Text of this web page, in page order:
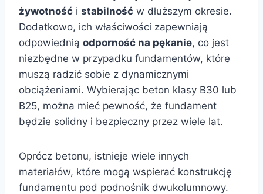
żywotność i stabilność w dłuższym okresie.
Dodatkowo, ich właściwości zapewniają
odpowiednią odporność na pękanie, co jest
niezbędne w przypadku fundamentów, które
muszą radzić sobie z dynamicznymi
obciążeniami. Wybierając beton klasy B30 lub
B25, można mieć pewność, że fundament
będzie solidny i bezpieczny przez wiele lat.
Oprócz betonu, istnieje wiele innych
materiałów, które mogą wspierać konstrukcję
fundamentu pod podnośnik dwukolumnowy.